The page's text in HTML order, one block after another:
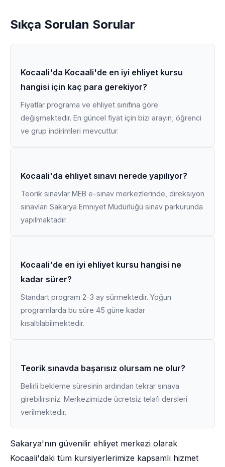
Sıkça Sorulan Sorular
Kocaali'da Kocaali'de en iyi ehliyet kursu
hangisi için kaç para gerekiyor?
Fiyatlar programa ve ehliyet sınıfına göre
değişmektedir. En güncel fiyat için bizi arayın; öğrenci
ve grup indirimleri mevcuttur.
Kocaali'da ehliyet sınavı nerede yapılıyor?
Teorik sınavlar MEB e-sınav merkezlerinde, direksiyon
sınavları Sakarya Emniyet Müdürlüğü sınav parkurunda
yapılmaktadır.
Kocaali'de en iyi ehliyet kursu hangisi ne
kadar sürer?
Standart program 2-3 ay sürmektedir. Yoğun
programlarda bu süre 45 güne kadar
kısaltılabilmektedir.
Teorik sınavda başarısız olursam ne olur?
Belirli bekleme süresinin ardından tekrar sınava
girebilirsiniz. Merkezimizde ücretsiz telafi dersleri
verilmektedir.
Sakarya'nın güvenilir ehliyet merkezi olarak
Kocaali'daki tüm kursiyerlerimize kapsamlı hizmet